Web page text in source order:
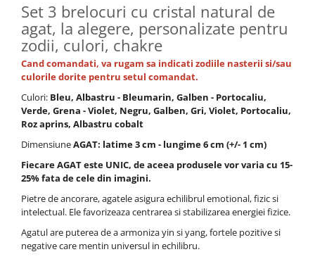
Set 3 brelocuri cu cristal natural de
agat, la alegere, personalizate pentru
zodii, culori, chakre
Cand comandati, va rugam sa indicati zodiile nasterii si/sau
culorile dorite pentru setul comandat.
Culori: Bleu, Albastru - Bleumarin, Galben - Portocaliu,
Verde, Grena - Violet, Negru, Galben, Gri, Violet, Portocaliu,
Roz aprins, Albastru cobalt
DimensiuneAGAT: latime 3 cm - lungime 6 cm (+/- 1 cm)
Fiecare AGAT este UNIC, de aceea produsele vor varia cu 15-
25% fata de cele din imagini.
Pietre de ancorare, agatele asigura echilibrul emotional, fizic si
intelectual. Ele favorizeaza centrarea si stabilizarea energiei fizice.
Agatul are puterea de a armoniza yin si yang, fortele pozitive si
negative care mentin universul in echilibru.